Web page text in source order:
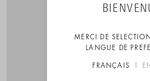
MERCI DE
LANGUE DE
FRANÇAIS